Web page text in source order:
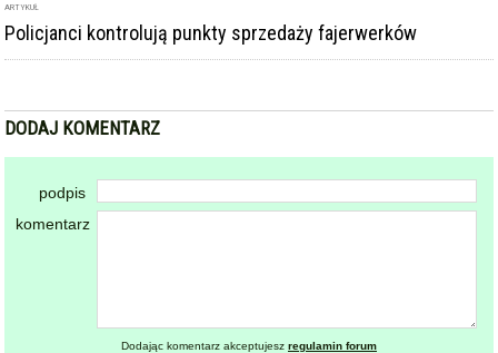
ARTYKUŁ
Policjanci kontrolują punkty sprzedaży fajerwerków
DODAJ KOMENTARZ
podpis
komentarz
Dodając komentarz akceptujesz regulamin forum